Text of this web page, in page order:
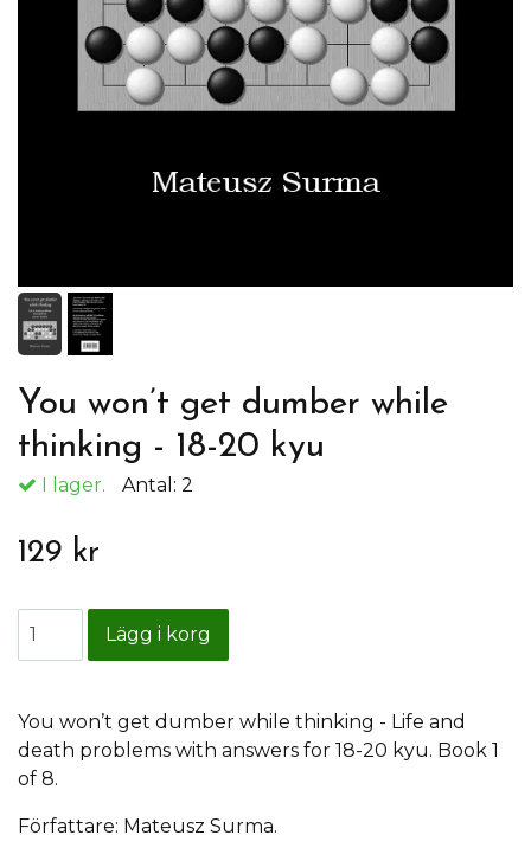
You won’t get dumber while
thinking - 18-20 kyu
I lager. Antal: 2
129 kr
You won’t get dumber while thinking - Life and
death problems with answers for 18-20 kyu. Book 1
of 8.
Författare: Mateusz Surma.